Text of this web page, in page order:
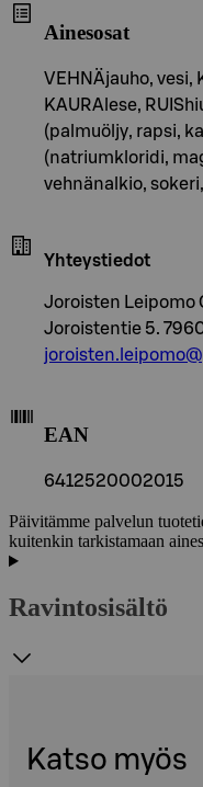
Ainesosat
VEHNÄjauho, vesi,
KAURAlese,
(palmuöljy, rapsi,
(natriumkloridi,
vehnänalkio,
Yhteystiedot
Joroisten Leipomo
Joroistentie 5.
EAN
6412520002015
Päivitämme palvelun
kuitenkin tarkistamaan
Ravintosisältö
Katso myös